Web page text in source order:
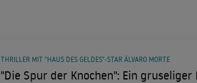
"Die Spur der Knochen": Ein gruseliger
THRILLER MIT "HAUS DES GELDES"-STAR ÁLVARO MORTE